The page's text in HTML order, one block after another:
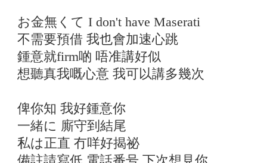
お金無くて I don't have Maserati
不需要預借 我也會加速心跳
鍾意就firm啲 唔准講好似
想聽真我嘅心意 我可以講多幾次
俾你知 我好鍾意你
一緒に 廝守到結尾
私は正直 冇咩好揭祕